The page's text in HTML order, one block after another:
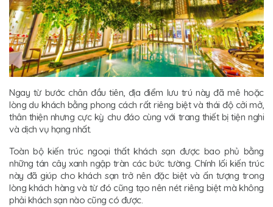
Ngay từ bước chân đầu tiên, địa điểm lưu trú này đã mê hoặc
lòng du khách bằng phong cách rất riêng biệt và thái độ cởi mở,
thân thiện nhưng cực kỳ chu đáo cùng với trang thiết bị tiện nghi
và dịch vụ hạng nhất.
Toàn bộ kiến trúc ngoại thất khách sạn được bao phủ bằng
những tán cây xanh ngập tràn các bức tường. Chính lối kiến trúc
này đã giúp cho khách sạn trở nên đặc biệt và ấn tượng trong
lòng khách hàng và từ đó cũng tạo nên nét riêng biệt mà không
phải khách sạn nào cũng có được.